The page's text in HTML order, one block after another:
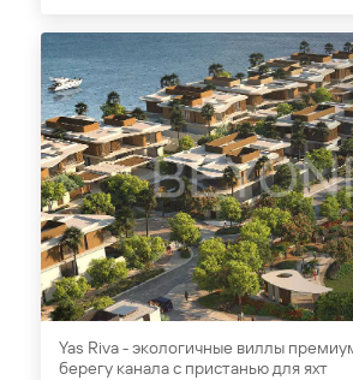
Yas Riva - экологичные виллы
берегу канала с пристанью для яхт